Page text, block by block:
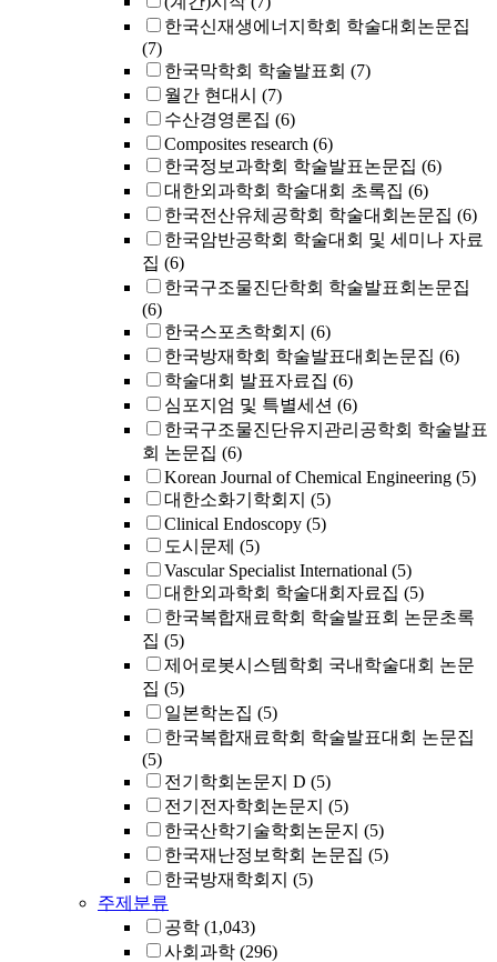
한국신재생에너지학회 학술대회논문집
(7)
한국막학회 학술발표회 (7)
월간 현대시 (7)
수산경영론집 (6)
Composites research (6)
한국정보과학회 학술발표논문집 (6)
대한외과학회 학술대회 초록집 (6)
한국전산유체공학회 학술대회논문집 (6)
한국암반공학회 학술대회 및 세미나 자료
집 (6)
한국구조물진단학회 학술발표회논문집
(6)
한국스포츠학회지 (6)
한국방재학회 학술발표대회논문집 (6)
학술대회 발표자료집 (6)
심포지엄 및 특별세션 (6)
한국구조물진단유지관리공학회 학술발표
회 논문집 (6)
Korean Journal of Chemical Engineering (5)
대한소화기학회지 (5)
Clinical Endoscopy (5)
도시문제 (5)
Vascular Specialist International (5)
대한외과학회 학술대회자료집 (5)
한국복합재료학회 학술발표회 논문초록
집 (5)
제어로봇시스템학회 국내학술대회 논문
집 (5)
일본학논집 (5)
한국복합재료학회 학술발표대회 논문집
(5)
전기학회논문지 D (5)
전기전자학회논문지 (5)
한국산학기술학회논문지 (5)
한국재난정보학회 논문집 (5)
한국방재학회지 (5)
주제분류
공학 (1,043)
사회과학 (296)